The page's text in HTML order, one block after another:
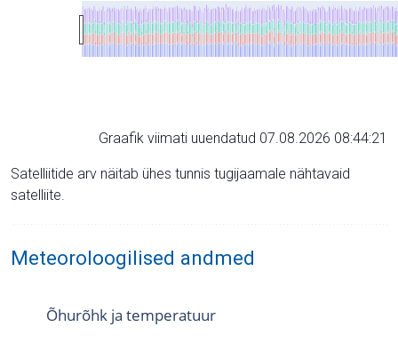
Graafik viimati uuendatud 07.08.2026 08:44:21
Satelliitide arv näitab ühes tunnis tugijaamale nähtavaid
satelliite.
Meteoroloogilised andmed
Õhurõhk ja temperatuur